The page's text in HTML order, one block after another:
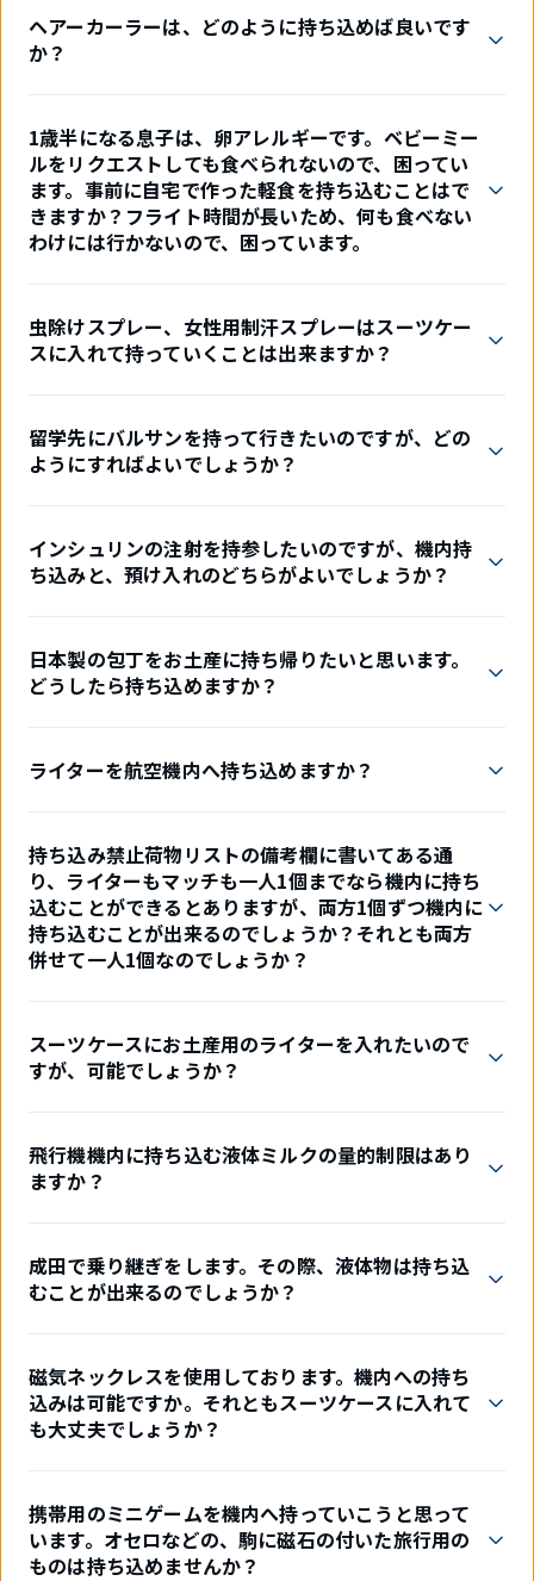
ヘアーカーラーは、どのように持ち込めば良いです
か？
1歳半になる息子は、卵アレルギーです。ベビーミー
ルをリクエストしても食べられないので、困ってい
ます。事前に自宅で作った軽食を持ち込むことはで
きますか？フライト時間が長いため、何も食べない
わけには行かないので、困っています。
虫除けスプレー、女性用制汗スプレーはスーツケー
スに入れて持っていくことは出来ますか？
留学先にバルサンを持って行きたいのですが、どの
ようにすればよいでしょうか？
インシュリンの注射を持参したいのですが、機内持
ち込みと、預け入れのどちらがよいでしょうか？
日本製の包丁をお土産に持ち帰りたいと思います。
どうしたら持ち込めますか？
ライターを航空機内へ持ち込めますか？
持ち込み禁止荷物リストの備考欄に書いてある通
り、ライターもマッチも一人1個までなら機内に持ち
込むことができるとありますが、両方1個ずつ機内に
持ち込むことが出来るのでしょうか？それとも両方
併せて一人1個なのでしょうか？
スーツケースにお土産用のライターを入れたいので
すが、可能でしょうか？
飛行機機内に持ち込む液体ミルクの量的制限はあり
ますか？
成田で乗り継ぎをします。その際、液体物は持ち込
むことが出来るのでしょうか？
磁気ネックレスを使用しております。機内への持ち
込みは可能ですか。それともスーツケースに入れて
も大丈夫でしょうか？
携帯用のミニゲームを機内へ持っていこうと思って
います。オセロなどの、駒に磁石の付いた旅行用の
ものは持ち込めませんか？